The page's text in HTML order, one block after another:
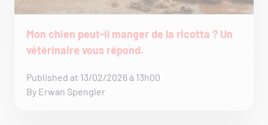
Mon chien peut-il manger de la ricotta ? Un
vétérinaire vous répond.
Published at 13/02/2026 à 13h00
By Erwan Spengler